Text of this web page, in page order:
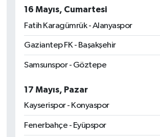
16 Mayıs, Cumartesi
Fatih Karagümrük - Alanyaspor
Gaziantep FK - Başakşehir
Samsunspor - Göztepe
17 Mayıs, Pazar
Kayserispor - Konyaspor
Fenerbahçe - Eyüpspor